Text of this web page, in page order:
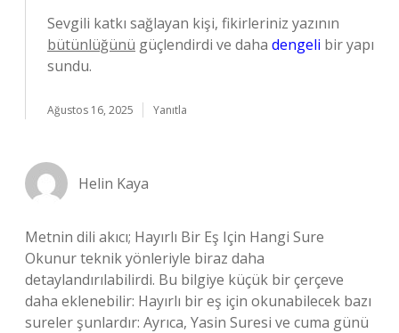
Sevgili katkı sağlayan kişi, fikirleriniz yazının
bütünlüğünü güçlendirdi ve daha dengeli bir yapı
sundu.
Ağustos 16, 2025 Yanıtla
Helin Kaya
Metnin dili akıcı; Hayırlı Bir Eş Için Hangi Sure
Okunur teknik yönleriyle biraz daha
detaylandırılabilirdi. Bu bilgiye küçük bir çerçeve
daha eklenebilir: Hayırlı bir eş için okunabilecek bazı
sureler şunlardır: Ayrıca, Yasin Suresi ve cuma günü